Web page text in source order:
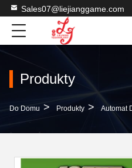
Sales07@liejianggame.com
Produkty
Do Domu > Produkty > Automat